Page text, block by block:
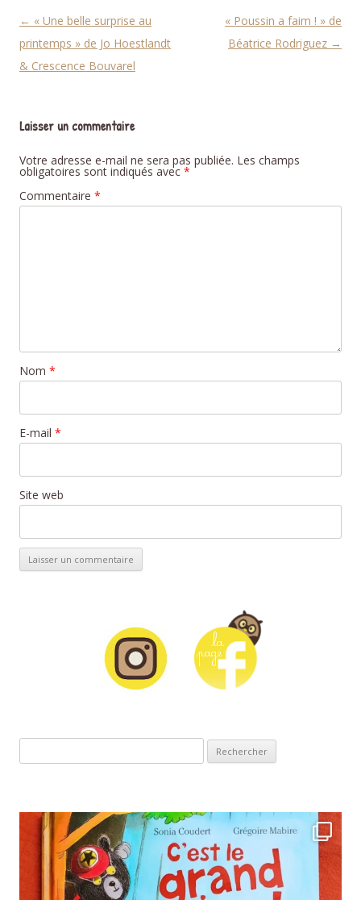
Navigation des articles
← « Une belle surprise au
printemps » de Jo Hoestlandt
& Crescence Bouvarel
« Poussin a faim ! » de
Béatrice Rodriguez →
Laisser un commentaire
Votre adresse e-mail ne sera pas publiée. Les champs
obligatoires sont indiqués avec *
Commentaire *
Nom *
E-mail *
Site web